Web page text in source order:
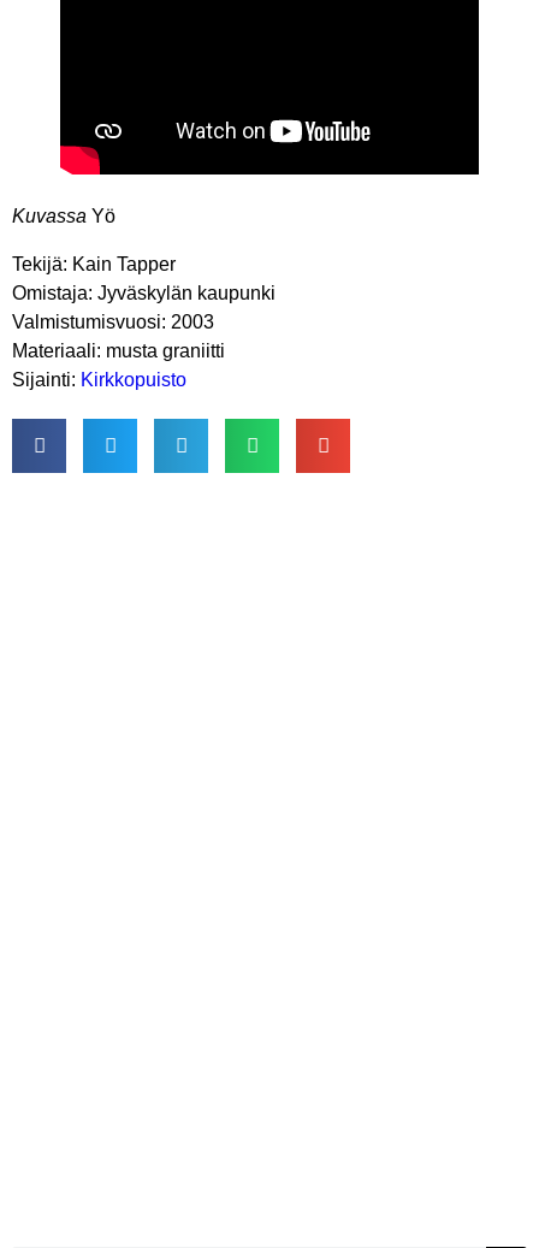
Kuvassa Yö
Tekijä: Kain Tapper
Omistaja: Jyväskylän kaupunki
Valmistumisvuosi: 2003
Materiaali: musta graniitti
Sijainti: Kirkkopuisto